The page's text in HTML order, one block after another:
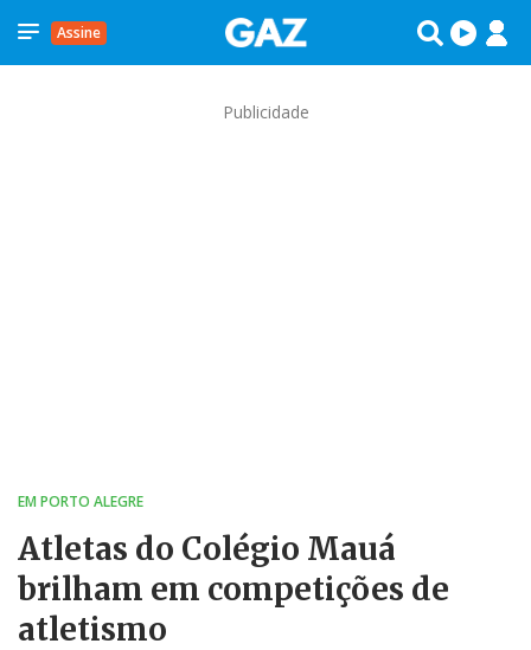
Assine
Publicidade
EM PORTO ALEGRE
Atletas do Colégio Mauá
brilham em competições de
atletismo